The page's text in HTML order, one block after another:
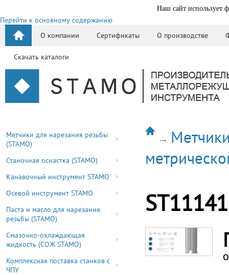
Наш сайт использует
Перейти к основному содержанию
О компании
Сертификаты О производстве
Скачать каталоги
Метчики для нарезания резьбы
(STAMO)
Станочная оснастка (STAMO)
Канавочный инструмент STAMO
Осевой инструмент STAMO
Паста и масло для нарезания
резьбы (STAMO)
Смазочно-охлаждающая
жидкость (СОЖ STAMO)
Комплексная поставка станков с
ЧПУ